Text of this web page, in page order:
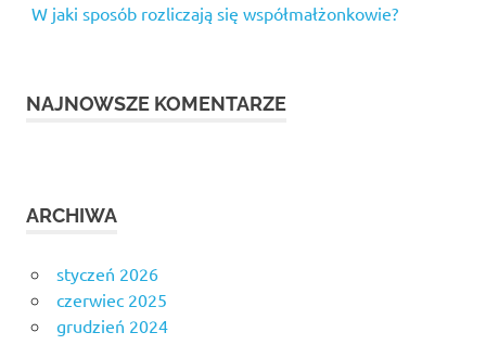
W jaki sposób rozliczają się współmałżonkowie?
NAJNOWSZE KOMENTARZE
ARCHIWA
styczeń 2026
czerwiec 2025
grudzień 2024